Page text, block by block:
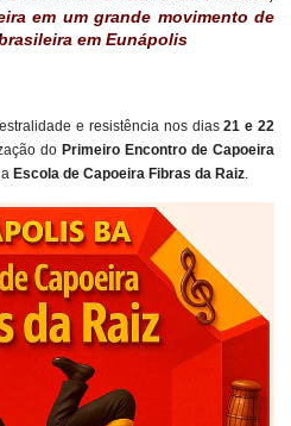
em um grande movimento de
em Eunápolis
e resistência nos dias21 e 22
do Primeiro Encontro de Capoeira
Escola de Capoeira Fibras da Raiz.